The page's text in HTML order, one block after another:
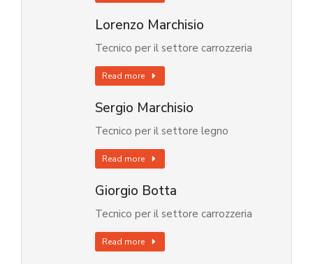
Lorenzo Marchisio
Tecnico per il settore carrozzeria
Read more
Sergio Marchisio
Tecnico per il settore legno
Read more
Giorgio Botta
Tecnico per il settore carrozzeria
Read more